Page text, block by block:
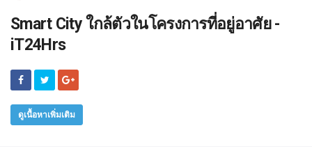
Smart City ใกล้ตัวในโครงการที่อยู่อาศัย -
iT24Hrs
ดูเนื้อหาเพิ่มเติม